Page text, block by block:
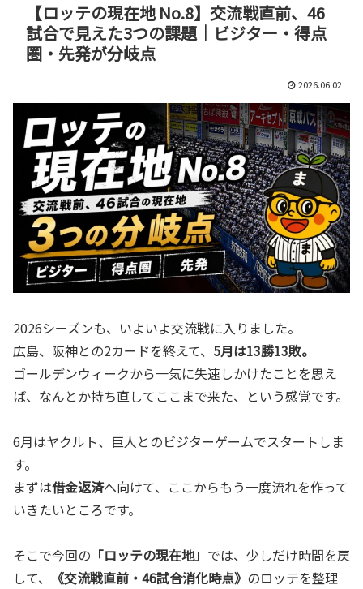
【ロッテの現在地 No.8】交流戦直前、46
試合で見えた3つの課題｜ビジター・得点
圏・先発が分岐点
2026.06.02
2026シーズンも、いよいよ交流戦に入りました。
広島、阪神との2カードを終えて、 5月は13勝13敗。
ゴールデンウィークから一気に失速しかけたことを思え
ば、なんとか持ち直してここまで来た、という感覚です。
6月はヤクルト、巨人とのビジターゲームでスタートしま
す。
まずは借金返済へ向けて、ここからもう一度流れを作って
いきたいところです。
そこで今回の 「ロッテの現在地」 では、少しだけ時間を戻
して、
《交流戦直前・46試合消化時点》 のロッテを整理